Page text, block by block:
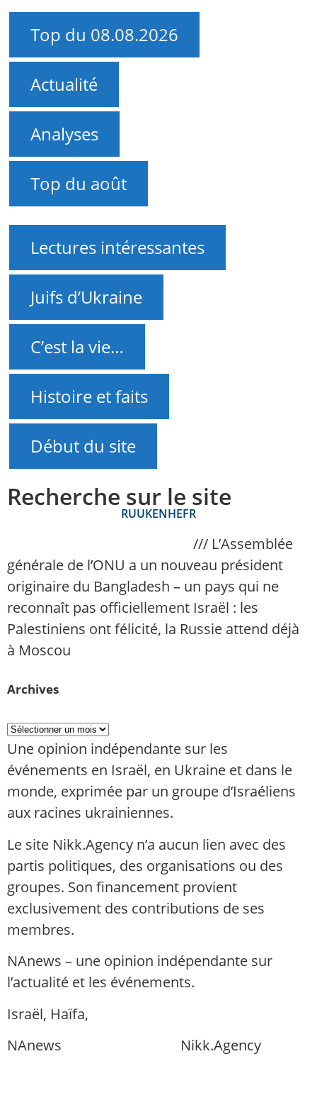
Top du 08.08.2026
Actualité
Analyses
Top du août
Lectures intéressantes
Juifs d’Ukraine
C’est la vie…
Histoire et faits
Début du site
Recherche sur le site
RUUKENHEFR
/// L’Assemblée
générale de l’ONU a un nouveau président
originaire du Bangladesh – un pays qui ne
reconnaît pas officiellement Israël : les
Palestiniens ont félicité, la Russie attend déjà
à Moscou
Archives
Une opinion indépendante sur les
événements en Israël, en Ukraine et dans le
monde, exprimée par un groupe d’Israéliens
aux racines ukrainiennes.
Le site Nikk.Agency n’a aucun lien avec des
partis politiques, des organisations ou des
groupes. Son financement provient
exclusivement des contributions de ses
membres.
NAnews – une opinion indépendante sur
l’actualité et les événements.
Israël, Haïfa,
NAnews
Nikk.Agency